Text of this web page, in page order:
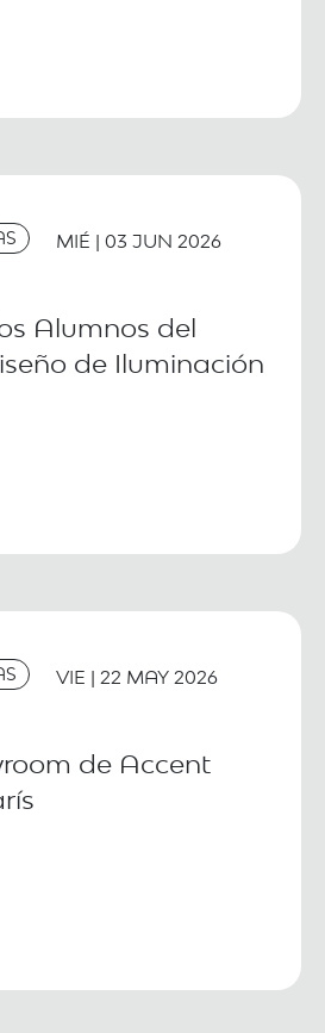
MIÉ | 03 JUN 2026
Alumnos del
de Iluminación
VIE | 22 MAY 2026
de Accent